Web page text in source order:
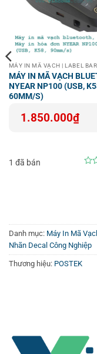
MÁY IN MÃ VẠCH
NYEAR NP100 (USB,
60MM/S)
1.850.000₫
1 đã bán
Danh mục: Máy In Mã
Nhãn Decal Công Nghiệp
Thương hiệu: POSTEK